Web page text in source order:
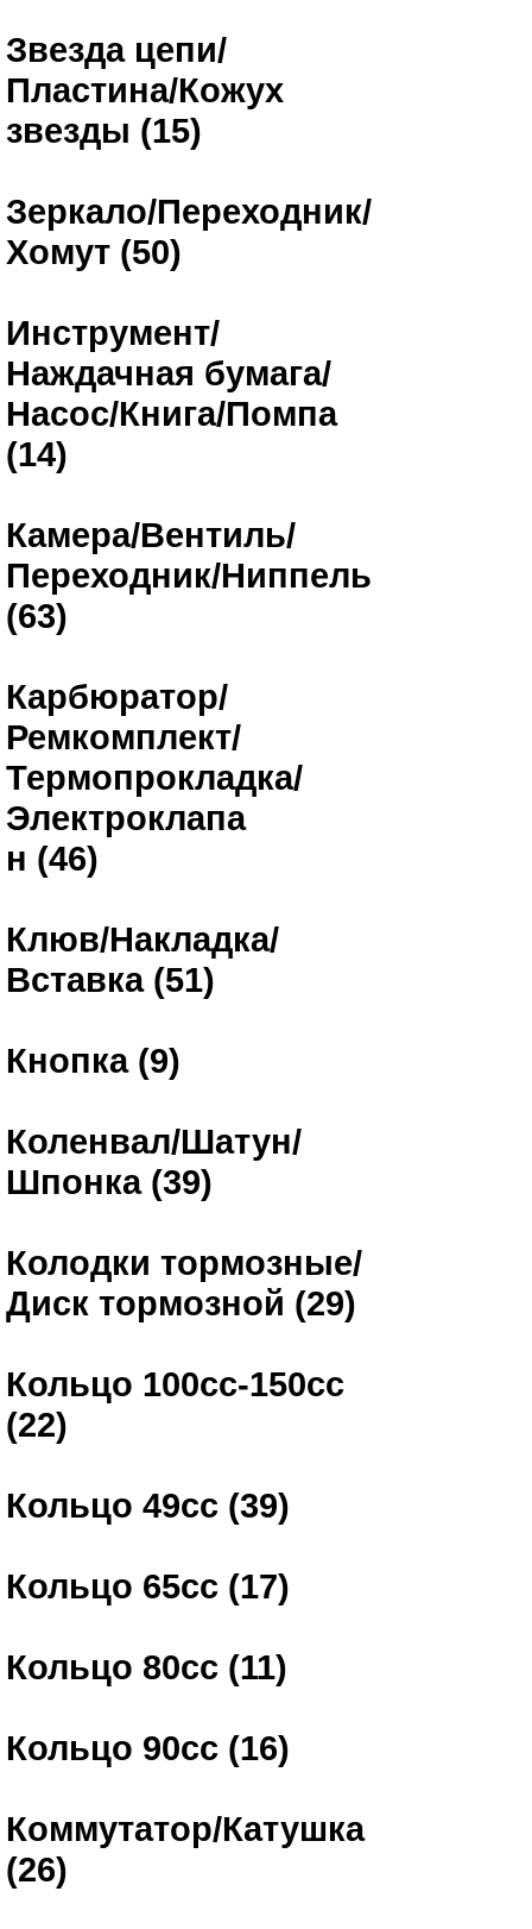
Звезда цепи/
Пластина/Кожух
звезды (15)
Зеркало/Переходник/
Хомут (50)
Инструмент/
Наждачная бумага/
Насос/Книга/Помпа
(14)
Камера/Вентиль/
Переходник/Ниппель
(63)
Карбюратор/
Ремкомплект/
Термопрокладка/
Электроклапа
н (46)
Клюв/Накладка/
Вставка (51)
Кнопка (9)
Коленвал/Шатун/
Шпонка (39)
Колодки тормозные/
Диск тормозной (29)
Кольцо 100сс-150сс
(22)
Кольцо 49сс (39)
Кольцо 65сс (17)
Кольцо 80сс (11)
Кольцо 90сс (16)
Коммутатор/Катушка
(26)